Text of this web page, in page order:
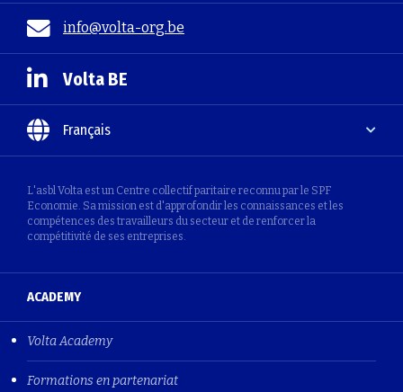
info@volta-org.be
L'asbl Volta est un Centre collectif paritaire reconnu par le SPF
Economie. Sa mission est d'approfondir les connaissances et les
compétences des travailleurs du secteur et de renforcer la
compétitivité de ses entreprises.
Volta BE
Français
ACADEMY
Volta Academy
Formations en partenariat